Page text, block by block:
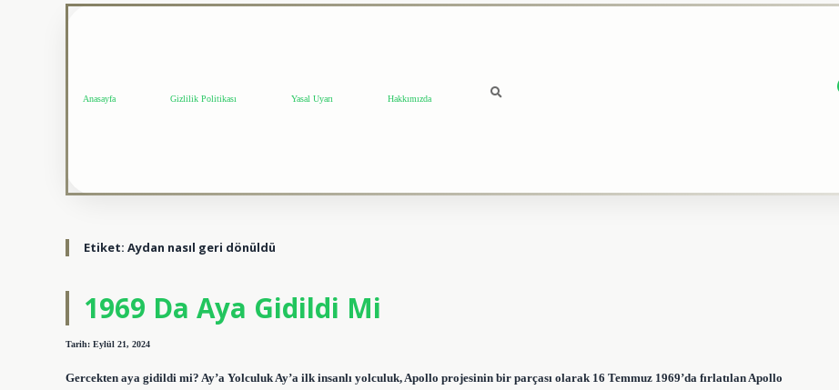
Anasayfa Gizlilik Politikası Yasal Uyarı Hakkımızda
Etiket: Aydan nasıl geri dönüldü
1969 Da Aya Gidildi Mi
Tarih: Eylül 21, 2024
Gercekten aya gidildi mi? Ay’a Yolculuk Ay’a ilk insanlı yolculuk, Apollo projesinin bir parçası olarak 16 Temmuz 1969’da fırlatılan Apollo